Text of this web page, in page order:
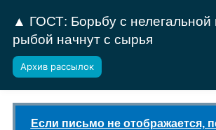
▲ ГОСТ: Борьбу с нелегальной
рыбой начнут с сырья
Архив рассылок
Если письмо не отображается,